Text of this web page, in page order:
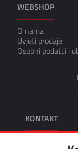
WEBSHOP
O nama
Uvjeti prodaje
Osobni podatci i
KONTAKT
KIKO